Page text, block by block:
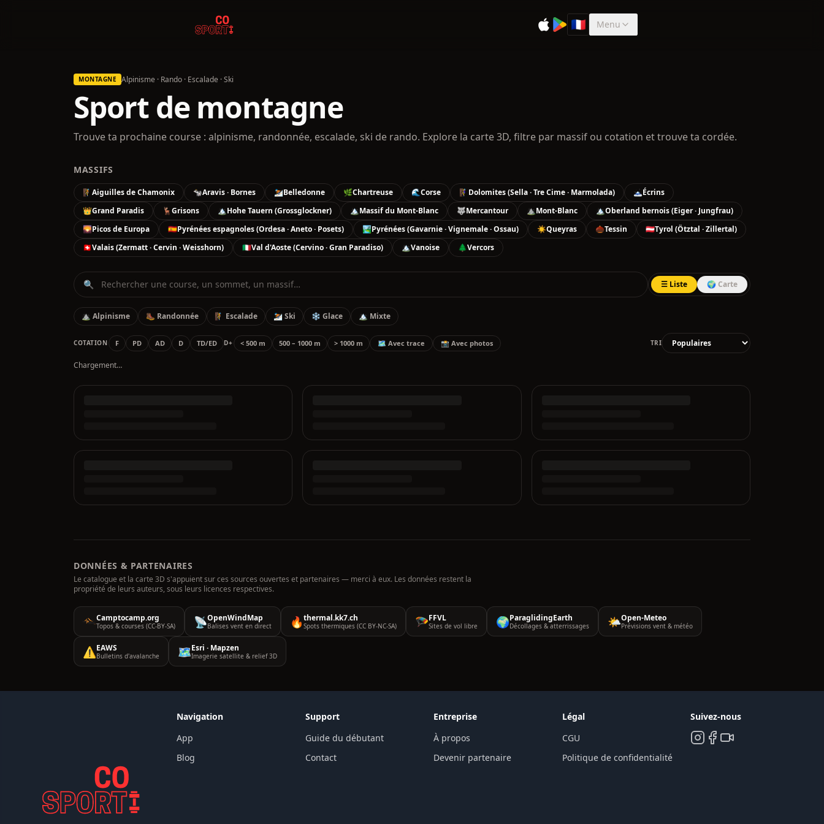
🇫🇷Sélectionner la langue
Menu
MONTAGNE Alpinisme · Rando · Escalade · Ski
Sport de montagne
Trouve ta prochaine course : alpinisme, randonnée, escalade, ski de rando. Explore la carte 3D, filtre par massif ou cotation et trouve ta cordée.
MASSIFS
🧗 Aiguilles de Chamonix 🐄Aravis · Bornes ⛷️Belledonne 🌿Chartreuse 🌊Corse 🧗‍♀️ Dolomites (Sella · Tre Cime · Marmolada) 🗻Écrins
👑Grand Paradis 🦌Grisons 🏔️Hohe Tauern (Grossglockner) 🏔️Massif du Mont-Blanc 🐺Mercantour ⛰️Mont-Blanc 🏔️Oberland bernois (Eiger · Jungfrau)
🌄Picos de Europa 🇪🇸Pyrénées espagnoles (Ordesa · Aneto · Posets) 🏞️Pyrénées (Gavarnie · Vignemale · Ossau) ☀️Queyras 🌰Tessin 🇦🇹Tyrol (Ötztal · Zillertal)
🇨🇭Valais (Zermatt · Cervin · Weisshorn) 🇮🇹Val d'Aoste (Cervino · Gran Paradiso) 🏔️Vanoise 🌲Vercors
🔍 ☰ Liste 🌍 Carte
⛰️ Alpinisme 🥾 Randonnée 🧗 Escalade ⛷️ Ski ❄️ Glace 🏔️ Mixte
COTATION F PD AD D TD/ED D+ < 500 m 500 – 1000 m > 1000 m 🗺️ Avec trace 📸 Avec photos TRI
Chargement…
Courses
DONNÉES & PARTENAIRES
Le catalogue et la carte 3D s'appuient sur ces sources ouvertes et partenaires — merci à eux. Les données restent la
propriété de leurs auteurs, sous leurs licences respectives.
Camptocamp.org
Topos & courses (CC-BY-SA) 📡OpenWindMap
Balises vent en direct 🔥thermal.kk7.ch
Spots thermiques (CC BY-NC-SA) 🪂FFVL
Sites de vol libre 🌍ParaglidingEarth
Décollages & atterrissages 🌤️Open-Meteo
Prévisions vent & météo
⚠️EAWS
Bulletins d'avalanche 🗺️Esri · Mapzen
Imagerie satellite & relief 3D
Navigation
App
Blog
Support
Guide du débutant
Contact
Entreprise
À propos
Devenir partenaire
Légal
CGU
Politique de confidentialité
Suivez-nous